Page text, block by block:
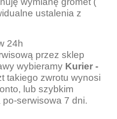
ustalenia z
24h
przez sklep
wybieramy Kurier -
takiego zwrotu wynosi
lub szybkim
serwisowa 7 dni.